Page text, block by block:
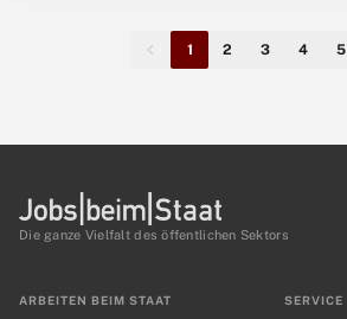
1 2 3 4 5
Die ganze Vielfalt des öffentlichen Sektors
ARBEITEN BEIM STAAT SERVICE